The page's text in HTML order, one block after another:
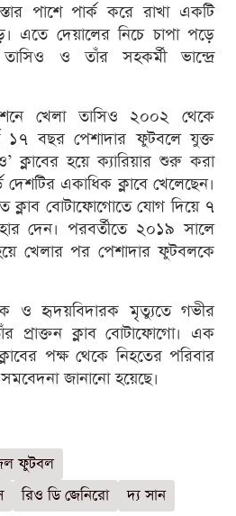
পাশে পার্ক করে রাখা একটি
এতে দেয়ালের নিচে চাপা পড়ে
ও তাঁর সহকর্মী ভান্দ্রে
খেলা তাসিও ২০০২ থেকে
১৭ বছর পেশাদার ফুটবলে যুক্ত
ক্লাবের হয়ে ক্যারিয়ার শুরু করা
দেশটির একাধিক ক্লাবে খেলেছেন।
ক্লাব বোটাফোগোতে যোগ দিয়ে ৭
দেন। পরবর্তীতে ২০১৯ সালে
খেলার পর পেশাদার ফুটবলকে
ও হৃদয়বিদারক মৃত্যুতে গভীর
প্রাক্তন ক্লাব বোটাফোগো। এক
পক্ষ থেকে নিহতের পরিবার
জানানো হয়েছে।
ফুটবল
রিও ডি জেনিরো দ্য সান